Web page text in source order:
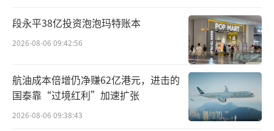
专业铁馆“LOVEFITT拉飞”、新一代大型健身
房“Recore无限核子健身”等多个子品牌
上述品牌矩阵的划分逻辑并非基于简单的
价格分层，夏东强调，是对用户需求的深度解
段永平38亿投资泡泡玛特账本
2026-08-06 09:42:56
航油成本倍增仍净赚62亿港元，进击的
国泰靠“过境红利”加速扩张
2026-08-06 09:38:43